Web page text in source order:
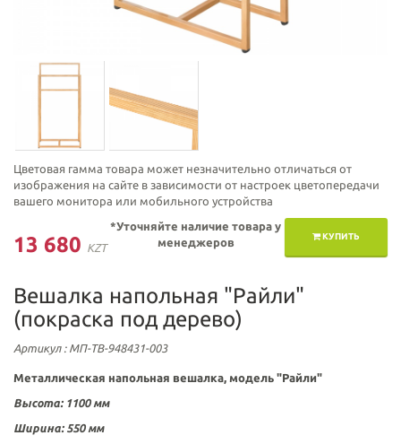
Цветовая гамма товара может незначительно отличаться от
изображения на сайте в зависимости от настроек цветопередачи
вашего монитора или мобильного устройства
13 680 KZT
КУПИТЬ
*Уточняйте наличие товара у
менеджеров
Вешалка напольная "Райли"
(покраска под дерево)
Артикул: МП-ТВ-948431-003
Металлическая напольная вешалка, модель "Райли"
Высота: 1100 мм
Ширина: 550 мм